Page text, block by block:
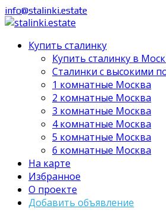
info@stalinki.estate
Купить сталинку
Купить сталинку в
Cталинки с высокими
1 комнатные Москва
2 комнатные Москва
3 комнатные Москва
4 комнатные Москва
5 комнатные Москва
6 комнатные Москва
На карте
Избранное
О проекте
Добавить объявление